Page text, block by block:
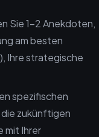
Sie 1-2 Anekdoten,
am besten
Ihre strategische
spezifischen
zukünftigen
mit Ihrer